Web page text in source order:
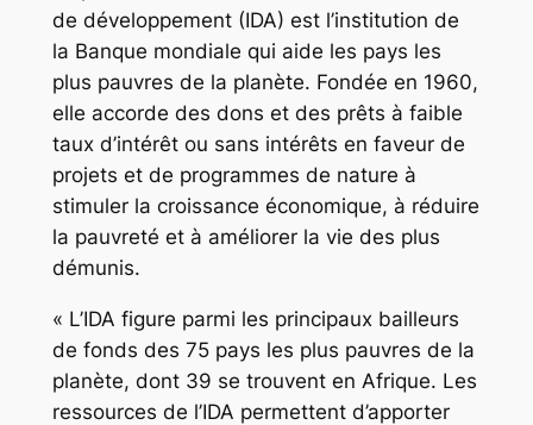
de développement (IDA) est l’institution de
la Banque mondiale qui aide les pays les
plus pauvres de la planète. Fondée en 1960,
elle accorde des dons et des prêts à faible
taux d’intérêt ou sans intérêts en faveur de
projets et de programmes de nature à
stimuler la croissance économique, à réduire
la pauvreté et à améliorer la vie des plus
démunis.
« L’IDA figure parmi les principaux bailleurs
de fonds des 75 pays les plus pauvres de la
planète, dont 39 se trouvent en Afrique. Les
ressources de l’IDA permettent d’apporter